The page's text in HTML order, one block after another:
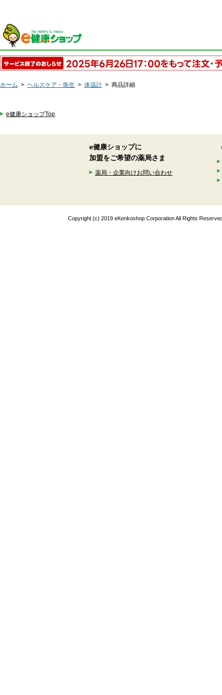
ホーム > ヘルスケア・衛生 > 体温計 > 商品詳細
e健康ショップTop
e健康ショップに
加盟をご希望の薬局さま
薬局・企業向けお問い合わせ
Copyright (c) 2019 eKenkoshop Corporation All Rights